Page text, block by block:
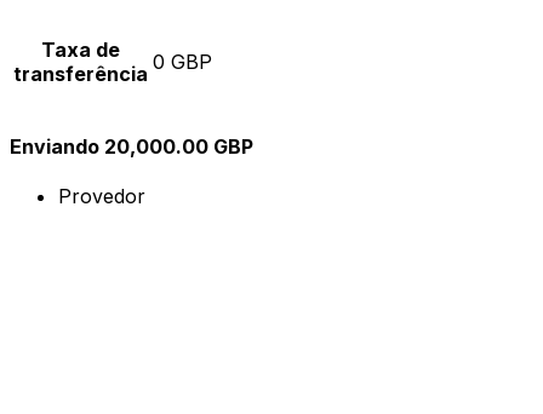
Taxa de
transferência 0 GBP
Enviando 20,000.00 GBP
Provedor